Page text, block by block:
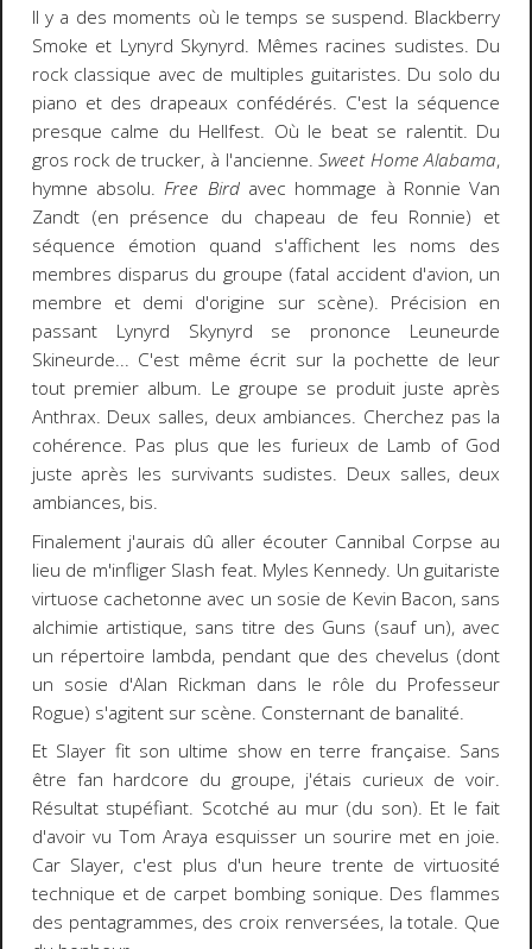
Il y a des moments où le temps se suspend. Blackberry
Smoke et Lynyrd Skynyrd. Mêmes racines sudistes. Du
rock classique avec de multiples guitaristes. Du solo du
piano et des drapeaux confédérés. C'est la séquence
presque calme du Hellfest. Où le beat se ralentit. Du
gros rock de trucker, à l'ancienne.Sweet Home Alabama,
hymne absolu.Free Birdavec hommage à Ronnie Van
Zandt (en présence du chapeau de feu Ronnie) et
séquence émotion quand s'affichent les noms des
membres disparus du groupe (fatal accident d'avion, un
membre et demi d'origine sur scène). Précision en
passant Lynyrd Skynyrd se prononce Leuneurde
Skineurde... C'est même écrit sur la pochette de leur
tout premier album. Le groupe se produit juste après
Anthrax. Deux salles, deux ambiances. Cherchez pas la
cohérence. Pas plus que les furieux de Lamb of God
juste après les survivants sudistes. Deux salles, deux
ambiances, bis.
Finalement j'aurais dû aller écouter Cannibal Corpse au
lieu de m'infliger Slash feat. Myles Kennedy. Un guitariste
virtuose cachetonne avec un sosie de Kevin Bacon, sans
alchimie artistique, sans titre des Guns (sauf un), avec
un répertoire lambda, pendant que des chevelus (dont
un sosie d'Alan Rickman dans le rôle du Professeur
Rogue) s'agitent sur scène. Consternant de banalité.
Et Slayer fit son ultime show en terre française. Sans
être fan hardcore du groupe, j'étais curieux de voir.
Résultat stupéfiant. Scotché au mur (du son). Et le fait
d'avoir vu Tom Araya esquisser un sourire met en joie.
Car Slayer, c'est plus d'un heure trente de virtuosité
technique et de carpet bombing sonique. Des flammes
des pentagrammes, des croix renversées, la totale. Que